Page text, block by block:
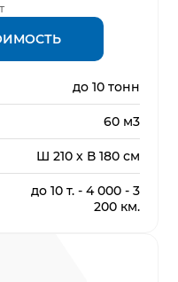
до 10 тонн
60 м3
Ш 210 х В 180 см
до 10 т. - 4 000 - 3
200 км.